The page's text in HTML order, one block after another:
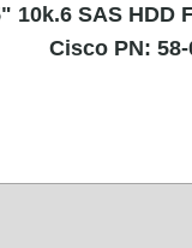
10k.6 SAS HDD
Cisco PN: 58-